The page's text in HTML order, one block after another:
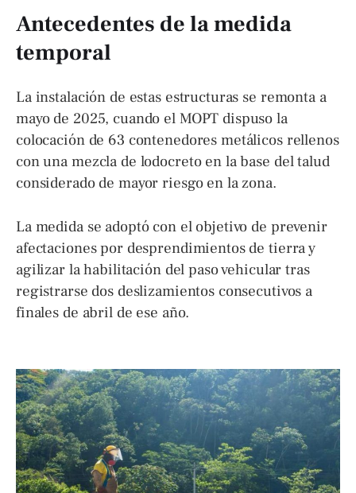
Antecedentes de la medida
temporal
La instalación de estas estructuras se remonta a
mayo de 2025, cuando el MOPT dispuso la
colocación de 63 contenedores metálicos rellenos
con una mezcla de lodocreto en la base del talud
considerado de mayor riesgo en la zona.
La medida se adoptó con el objetivo de prevenir
afectaciones por desprendimientos de tierra y
agilizar la habilitación del paso vehicular tras
registrarse dos deslizamientos consecutivos a
finales de abril de ese año.